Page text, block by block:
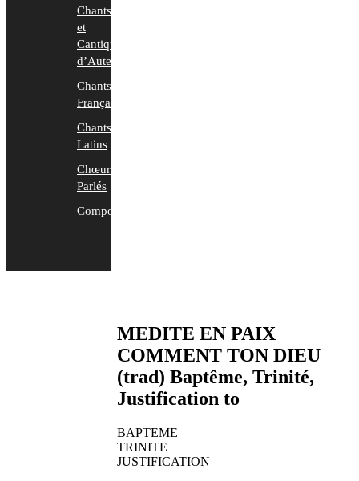
MEDITE EN PAIX
COMMENT TON DIEU
(trad) Baptême, Trinité,
Justification to
BAPTEME
TRINITE
JUSTIFICATION
Chants
et
Cantiques
d’Auteurs
Chants
Français
Chants
Latins
Chœurs
Parlés
Compositions